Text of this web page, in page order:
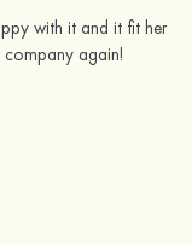
with it and it fit her
company again!